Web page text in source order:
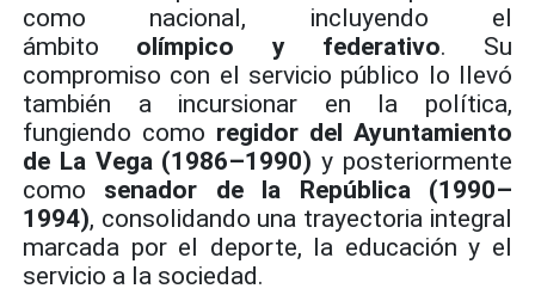
como nacional, incluyendo el
ámbito olímpico y federativo. Su
compromiso con el servicio público lo llevó
también a incursionar en la política,
fungiendo como regidor del Ayuntamiento
de La Vega (1986–1990) y posteriormente
como senador de la República (1990–
1994), consolidando una trayectoria integral
marcada por el deporte, la educación y el
servicio a la sociedad.